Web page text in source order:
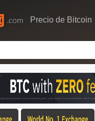
Precio de Bitcoin